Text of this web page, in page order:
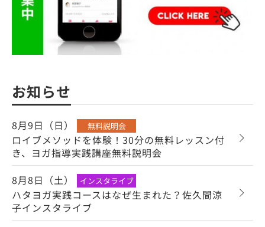
お知らせ
8月9日（日） 無料説明会
ロイブメソッドを体験！30分の無料レッスン付
き、ヨガ指導実践講座無料説明会
8月8日（土）
インスタライブ
ハタヨガ実践コースはなぜ生まれた？佐久間涼
子インスタライブ